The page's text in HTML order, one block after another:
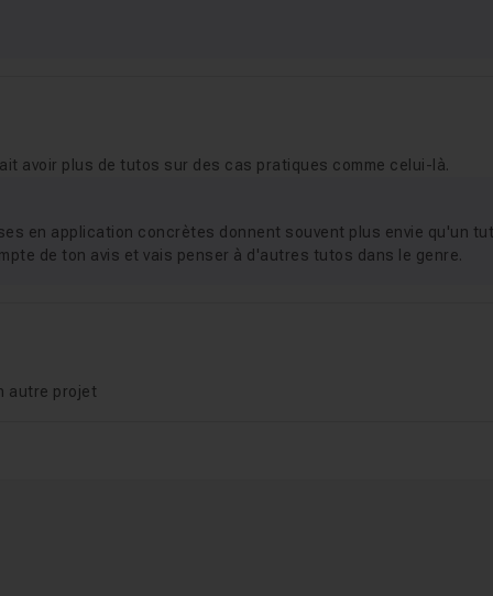
avoir plus de tutos sur des cas pratiques comme celui-là.
en application concrètes donnent souvent plus envie qu'un
de ton avis et vais penser à d'autres tutos dans le genre.
autre projet